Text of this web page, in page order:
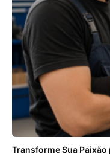
Transforme Sua